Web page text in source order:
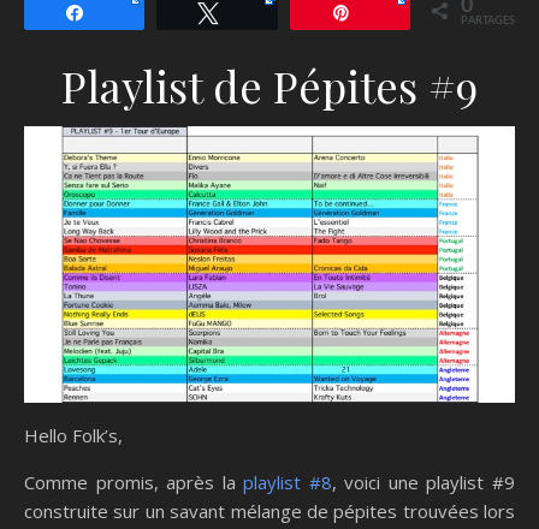
0
PARTAGES
Playlist de Pépites #9
Hello Folk’s,
Comme promis, après laplaylist #8, voici une playlist #9
construite sur un savant mélange de pépites trouvées lors